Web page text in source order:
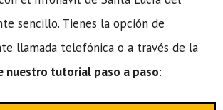
sencillo. Tienes la opción de
llamada telefónica o a través de la
nuestro tutorial paso a paso: